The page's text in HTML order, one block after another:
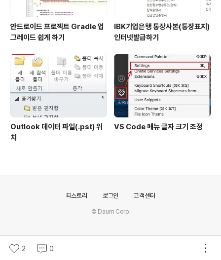
안드로이드 프로젝트 Gradle 업
그레이드 쉽게 하기
IBK기업은행 통장사본(통장표지)
인터넷발급하기
Outlook 데이터 파일(.pst) 위
치
VS Code 메뉴 글자 크기 조정
2 0
티스토리 로그인 고객센터
© Daum Corp.